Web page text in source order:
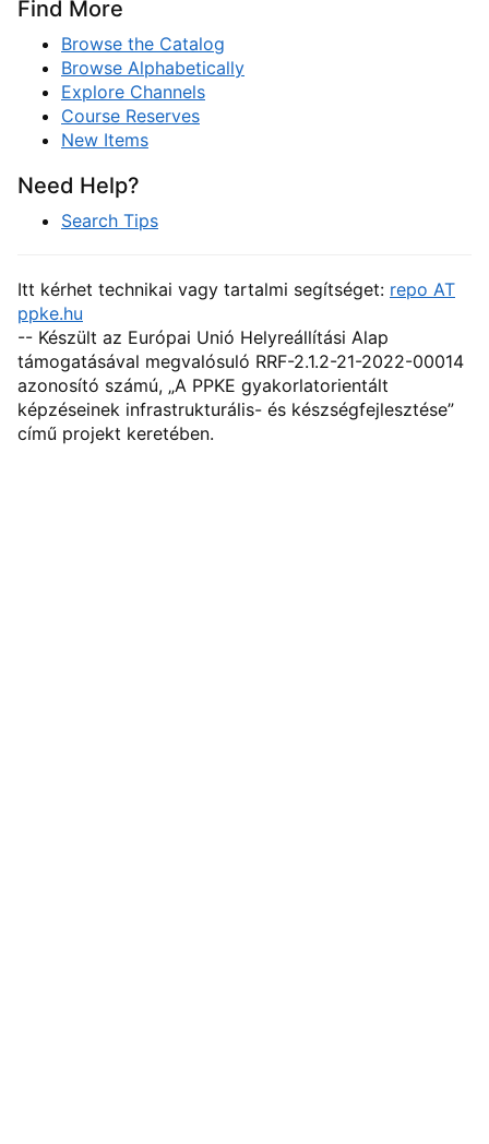
Find More
Browse the Catalog
Browse Alphabetically
Explore Channels
Course Reserves
New Items
Need Help?
Search Tips
Itt kérhet technikai vagy tartalmi segítséget: repo AT
ppke.hu
-- Készült az Európai Unió Helyreállítási Alap
támogatásával megvalósuló RRF-2.1.2-21-2022-00014
azonosító számú, „A PPKE gyakorlatorientált
képzéseinek infrastrukturális- és készségfejlesztése”
című projekt keretében.